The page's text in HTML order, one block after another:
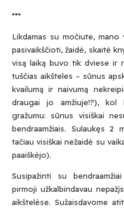
***
Likdamas su močiute,
pasivaikščioti, žaidė, skaitė
visą laiką buvo tik dviese ir
tuščias aikšteles – sūnus
kvailumą ir naivumą
draugai jo amžiuje!?), kol
gražumu: sūnus visiškai
bendraamžiais. Sulaukęs
tačiau visiškai nežaidė su
paaiškėjo).
Susipažinti su
pirmoji užkalbindavau
aikštelėse. Sužaisdavome